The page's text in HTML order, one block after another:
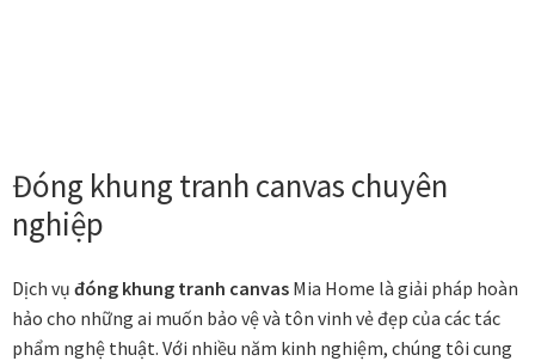
Ưu đãi khung tranh
Ưu đãi tranh sơn dầu
Đóng khung tranh canvas chuyên
nghiệp
Dịch vụ đóng khung tranh canvas Mia Home là giải pháp hoàn
hảo cho những ai muốn bảo vệ và tôn vinh vẻ đẹp của các tác
phẩm nghệ thuật. Với nhiều năm kinh nghiệm, chúng tôi cung